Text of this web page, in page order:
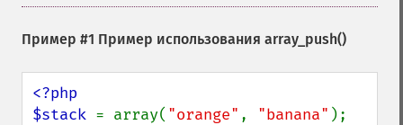
Пример #1 Пример использования array_push()
<?php
$stack = array( "orange" , "banana"